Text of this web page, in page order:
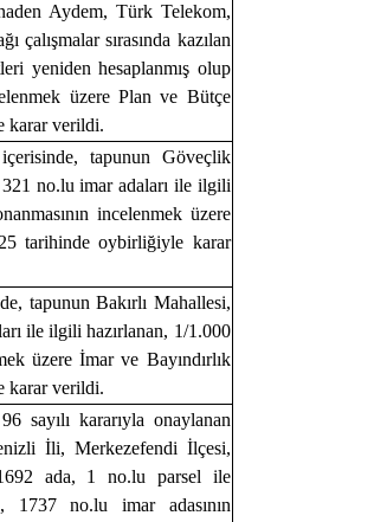
Aydem, Türk Telekom,
sırasında kazılan
yeniden hesaplanmış olup
üzere Plan ve Bütçe
karar verildi.
tapunun Göveçlik
no.lu imar adaları ile ilgili
incelenmek üzere
tarihinde oybirliğiyle karar
tapunun Bakırlı Mahallesi,
ile ilgili hazırlanan, 1/1.000
üzere İmar ve Bayındırlık
karar verildi.
sayılı kararıyla onaylanan
İli, Merkezefendi İlçesi,
ada, 1 no.lu parsel ile
1737 no.lu imar adasının